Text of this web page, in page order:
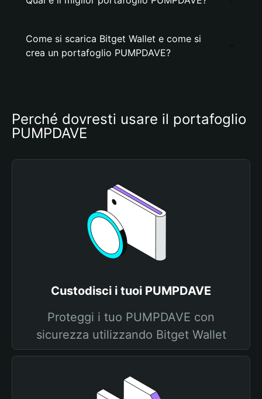
Come si scarica Bitget Wallet e come si
crea un portafoglio PUMPDAVE?
Perché dovresti usare il portafoglio
PUMPDAVE
Custodisci i tuoi PUMPDAVE
Proteggi i tuo PUMPDAVE con
sicurezza utilizzando Bitget Wallet